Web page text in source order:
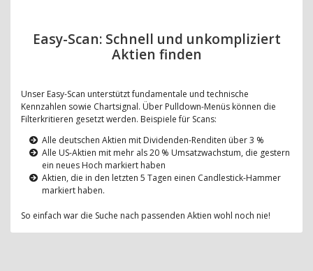
Easy-Scan: Schnell und unkompliziert
Aktien finden
Unser Easy-Scan unterstützt fundamentale und technische
Kennzahlen sowie Chartsignal. Über Pulldown-Menüs können die
Filterkritieren gesetzt werden. Beispiele für Scans:
Alle deutschen Aktien mit Dividenden-Renditen über 3 %
Alle US-Aktien mit mehr als 20 % Umsatzwachstum, die gestern
ein neues Hoch markiert haben
Aktien, die in den letzten 5 Tagen einen Candlestick-Hammer
markiert haben.
So einfach war die Suche nach passenden Aktien wohl noch nie!